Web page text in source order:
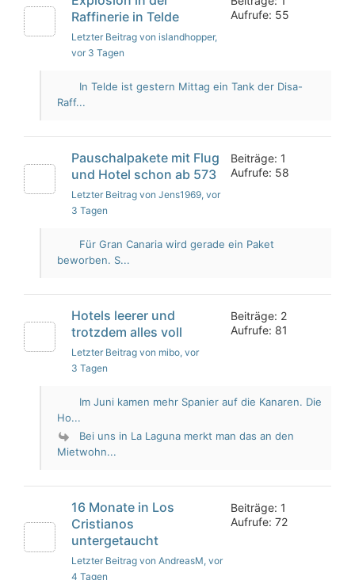
Raffinerie in Telde
Letzter Beitrag von islandhopper,
vor 3 Tagen
Aufrufe: 55
In Telde ist gestern Mittag ein Tank der Disa-
Raff...
Pauschalpakete mit Flug
und Hotel schon ab 573
Letzter Beitrag von Jens1969, vor
3 Tagen
Beiträge: 1
Aufrufe: 58
Für Gran Canaria wird gerade ein Paket
beworben. S...
Hotels leerer und
trotzdem alles voll
Letzter Beitrag von mibo, vor
3 Tagen
Beiträge: 2
Aufrufe: 81
Im Juni kamen mehr Spanier auf die Kanaren. Die
Ho...
Bei uns in La Laguna merkt man das an den
Mietwohn...
16 Monate in Los
Cristianos
untergetaucht
Letzter Beitrag von AndreasM, vor
4 Tagen
Beiträge: 1
Aufrufe: 72